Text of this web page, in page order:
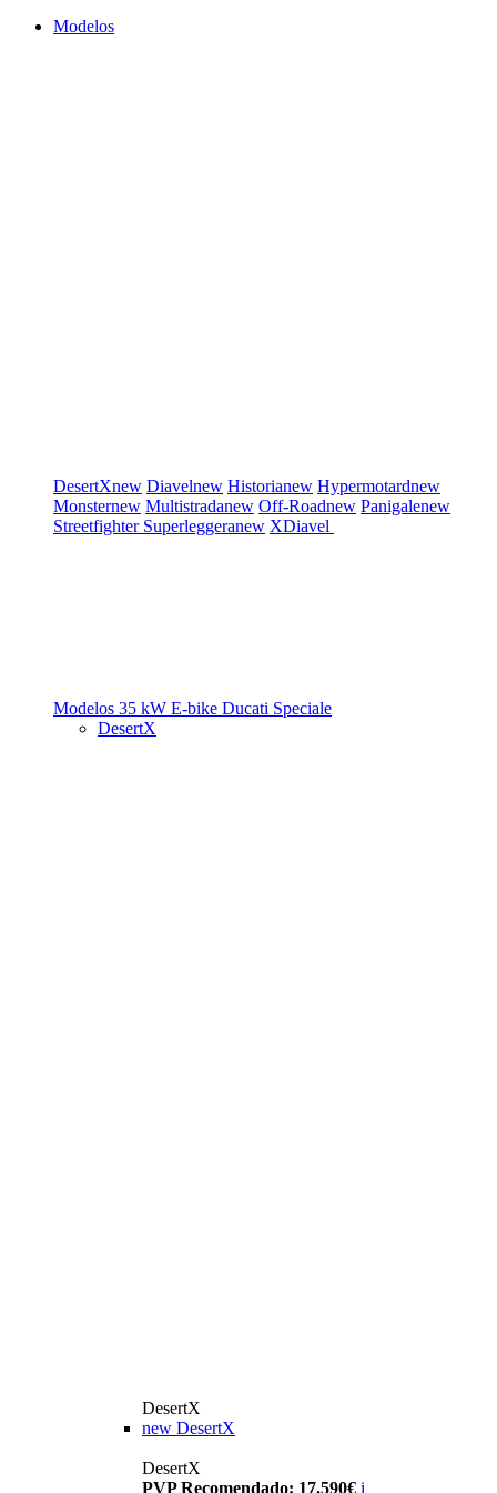
Modelos
DesertXnew Diavelnew Historianew Hypermotardnew
Monsternew Multistradanew Off-Roadnew Panigalenew
Streetfighter Superleggeranew XDiavel
Modelos 35 kW E-bike Ducati Speciale
DesertX
DesertX
new DesertX
DesertX
PVP Recomendado: 17.590€ i